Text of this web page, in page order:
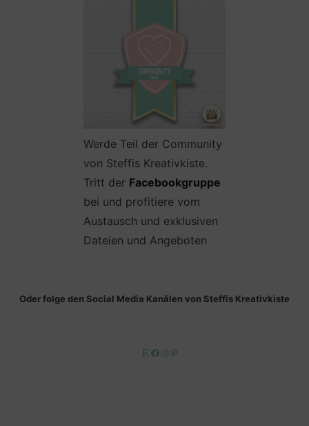
Werde Teil der Community
von Steffis Kreativkiste.
Tritt der Facebookgruppe
bei und profitiere vom
Austausch und exklusiven
Dateien und Angeboten
Oder folge den Social Media Kanälen von Steffis Kreativkiste
EtsyFacebook
Instagram